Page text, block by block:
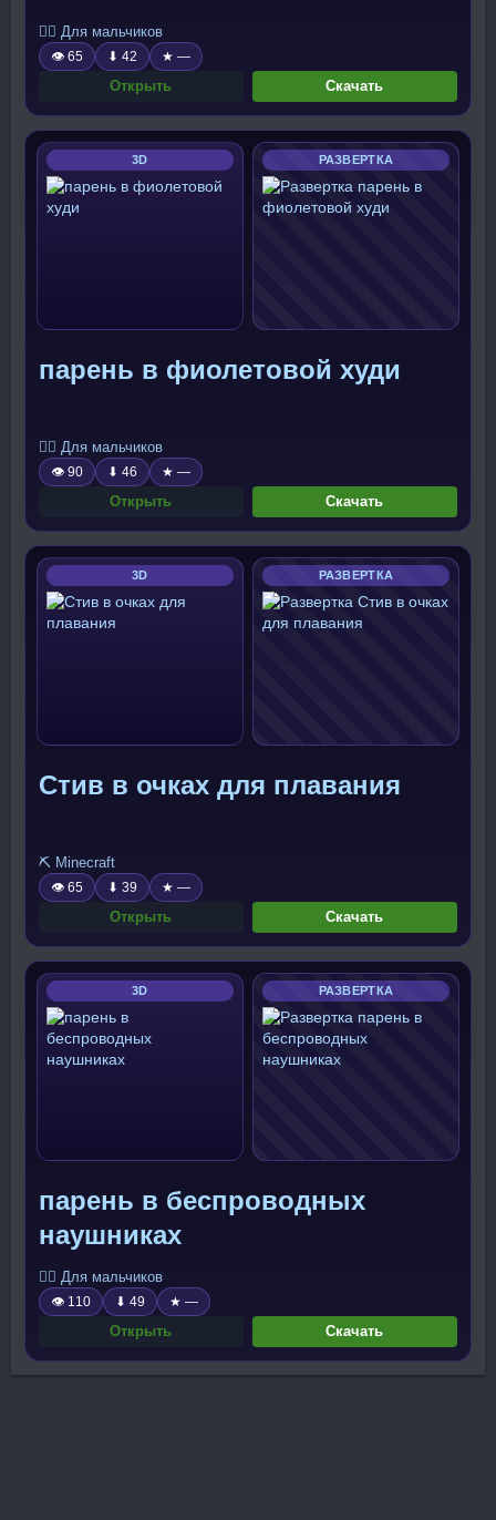
🧍‍♂️ Для мальчиков
👁 65 ⬇ 42 ★ —
Открыть Скачать
3D РАЗВЕРТКА
парень в фиолетовой худи
🧍‍♂️ Для мальчиков
👁 90 ⬇ 46 ★ —
Открыть Скачать
3D РАЗВЕРТКА
Стив в очках для плавания
⛏️ Minecraft
👁 65 ⬇ 39 ★ —
Открыть Скачать
3D РАЗВЕРТКА
парень в беспроводных
наушниках
🧍‍♂️ Для мальчиков
👁 110 ⬇ 49 ★ —
Открыть Скачать